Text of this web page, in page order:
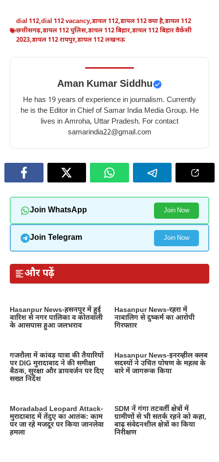
dial 112,dial 112 vacancy,डायल 112,डायल 112 क्या है,डायल 112
छत्तीसगढ़,डायल 112 पुलिस,डायल 112 बिहार,डायल 112 बिहार वैकेंसी
2023,डायल 112 रायपुर,डायल 112 लखनऊ
Aman Kumar Siddhu
He has 19 years of experience in journalism. Currently
he is the Editor in Chief of Samar India Media Group. He
lives in Amroha, Uttar Pradesh. For contact
samarindia22@gmail.com
Join WhatsApp Join Now
Join Telegram Join Now
और पढ़ें
Hasanpur News-हसनपुर में हुई
बारिश से नगर पालिका व कोतवाली
के आसपास हुआ जलभराव
Hasanpur News-रहरा में
नाबालिग से दुष्कर्म का आरोपी
गिरफ्तार
गजरौला में कांवड़ यात्रा की तैयारियों
पर DIG मुरादाबाद ने की समीक्षा
बैठक, सुरक्षा और डायवर्जन पर दिए
सख्त निर्देश
Hasanpur News-इनरव्हील क्लब
सदस्यों ने उचित पोषण के महत्व के
बारे में जागरूक किया
Moradabad Leopard Attack-
मुरादाबाद में तेंदुए का आतंक: काम
पर जा रहे मजदूर पर किया जानलेवा
हमला
SDM नें गंगा तटवर्ती क्षेत्रों में
ग्रामीणों से भी सतर्क रहने को कहा,
बाढ़ संवेदनशील क्षेत्रों का किया
निरीक्षण